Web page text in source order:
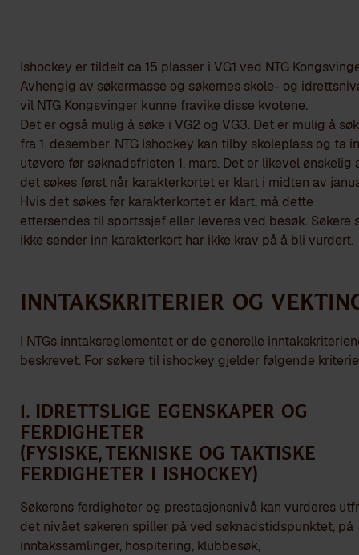
Ishockey er tildelt ca 15 plasser i VG1 ved NTG
Avhengig av søkermasse og søkernes skole- og
vil NTG Kongsvinger kunne fravike disse kvotene.
Det er også mulig å søke i VG2 og VG3. Det er mulig å
fra 1. desember. NTG Ishockey kan tilby skoleplass og ta
utøvere før søknadsfristen 1. mars. Det er likevel ønskelig
det søkes først når karakterkortet er klart i midten av
Hvis det søkes før karakterkortet er klart, må dette
ettersendes til sportssjef eller leveres ved besøk. Søkere
ikke sender inn karakterkort har ikke krav på å bli vurdert.
Inntakskriterier og
I NTGs inntaksreglementet er de generelle
beskrevet. For søkere til ishockey gjelder følgende
1. Idrettslige egenskaper og
ferdigheter
(Fysiske, tekniske og taktiske
ferdigheter i ishockey)
Søkerens ferdigheter og prestasjonsnivå kan vurderes
det nivået søkeren spiller på ved søknadstidspunktet, på
inntakssamlinger, hospitering, klubbesøk,